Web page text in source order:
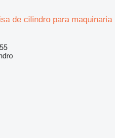
de cilindro para maquinaria